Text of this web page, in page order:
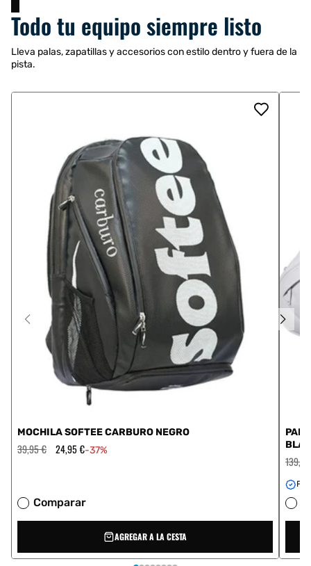
Todo tu equipo siempre listo
Lleva palas, zapatillas y accesorios con estilo dentro y fuera de la
pista.
MOCHILA SOFTEE CARBURO NEGRO
Precio
habitual
39,95 € Precio
24,95 €-37%
Comparar
AGREGAR A LA CESTA
Precio